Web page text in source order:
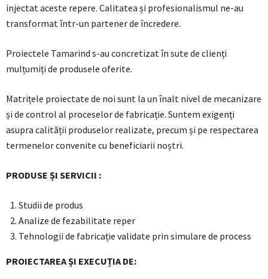
injectat aceste repere. Calitatea și profesionalismul ne-au
transformat într-un partener de încredere.
Proiectele Tamarind s-au concretizat în sute de clienți
mulțumiți de produsele oferite.
Matrițele proiectate de noi sunt la un înalt nivel de mecanizare
și de control al proceselor de fabricație. Suntem exigenți
asupra calității produselor realizate, precum și pe respectarea
termenelor convenite cu beneficiarii noștri.
PRODUSE ȘI SERVICII :
Studii de produs
Analize de fezabilitate reper
Tehnologii de fabricație validate prin simulare de process
PROIECTAREA ȘI EXECUȚIA DE: